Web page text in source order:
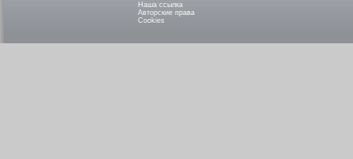
Наша ссылка
Авторские права
Cookies